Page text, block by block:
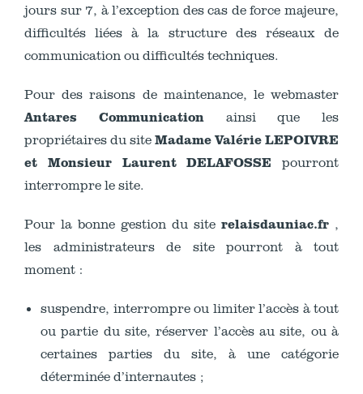
jours sur 7, à l’exception des cas de force majeure,
difficultés liées à la structure des réseaux de
communication ou difficultés techniques.
Pour des raisons de maintenance, le webmaster
Antares Communication ainsi que les
propriétaires du site Madame Valérie LEPOIVRE
et Monsieur Laurent DELAFOSSE pourront
interrompre le site.
Pour la bonne gestion du site relaisdauniac.fr ,
les administrateurs de site pourront à tout
moment :
suspendre, interrompre ou limiter l’accès à tout
ou partie du site, réserver l’accès au site, ou à
certaines parties du site, à une catégorie
déterminée d’internautes ;